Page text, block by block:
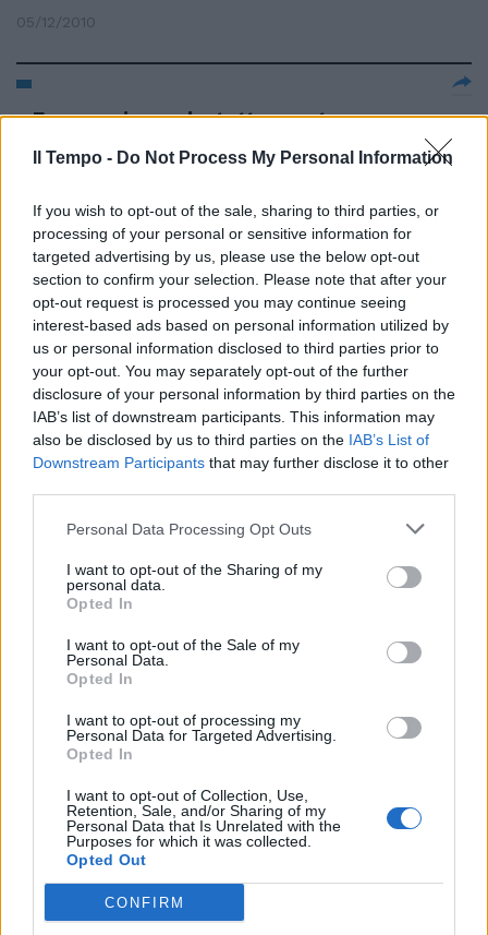
Il Tempo - Do Not Process My Personal Information
If you wish to opt-out of the sale, sharing to third parties, or
processing of your personal or sensitive information for
targeted advertising by us, please use the below opt-out
section to confirm your selection. Please note that after your
opt-out request is processed you may continue seeing
interest-based ads based on personal information utilized by
us or personal information disclosed to third parties prior to
your opt-out. You may separately opt-out of the further
disclosure of your personal information by third parties on the
IAB’s list of downstream participants. This information may
also be disclosed by us to third parties on the IAB’s List of
Downstream Participants that may further disclose it to other
Personal Data Processing Opt Outs
I want to opt-out of the Sharing of my
personal data.
Opted In
I want to opt-out of the Sale of my
Personal Data.
Opted In
I want to opt-out of processing my
Personal Data for Targeted Advertising.
Opted In
I want to opt-out of Collection, Use,
Retention, Sale, and/or Sharing of my
Personal Data that Is Unrelated with the
Purposes for which it was collected.
Opted Out
CONFIRM
05/12/2010
E se pensiamo che tutto questo
già ingombrante per quel che
affitto in una casa che fu di An,
c'è da riflettere non sulla
condizione delle istituzioni, ma
degli italiani.
26/09/2010
La Kostner si ferma: «Devo
riflettere»
18/04/2010
declino del calcio italiano
25/10/2009
nuovo pivot Ekezie. Il coach:
«Onorato dalla proposta di
allenare la nazionale del mio
Reggio Calabria, match duro a
Napoli
27/12/2005